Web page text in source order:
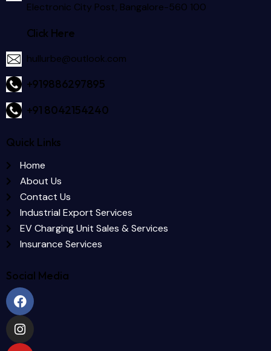
Electronic City Post, Bangalore-560 100
Click Here
hullurbe@outlook.com
+919886297895
+91 8042154240
Quick Links
Home
About Us
Contact Us
Industrial Export Services
EV Charging Unit Sales & Services
Insurance Services
Social Media